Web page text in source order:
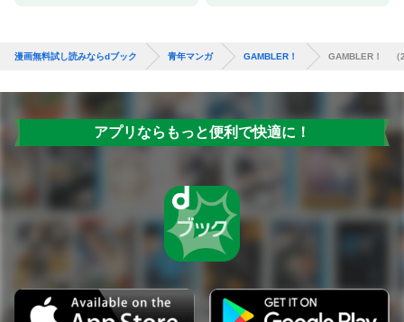
漫画無料試し読みならdブック 青年マンガ GAMBLER！ GAMBLER！ （
アプリならもっと便利で快適に！